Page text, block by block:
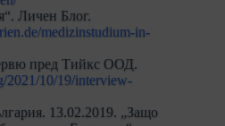
Личен Блог.
medizinstudium-in-
пред Тийкс ООД.
2021/10/19/interview-
13.02.2019. „Защо